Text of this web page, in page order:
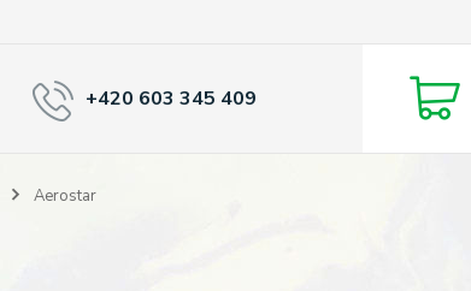
+420 603 345 409
Aerostar